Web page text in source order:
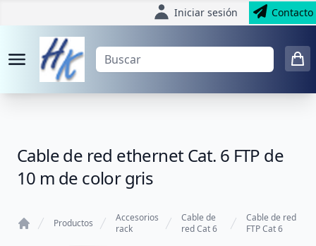
Iniciar sesión Contacto
Cable de red ethernet Cat. 6 FTP de
10 m de color gris
Productos
Accesorios
rack
Cable de
red Cat 6
Cable de red
FTP Cat 6